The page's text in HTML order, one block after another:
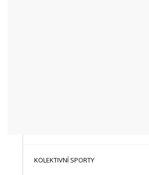
KOLEKTIVNÍ SPORTY